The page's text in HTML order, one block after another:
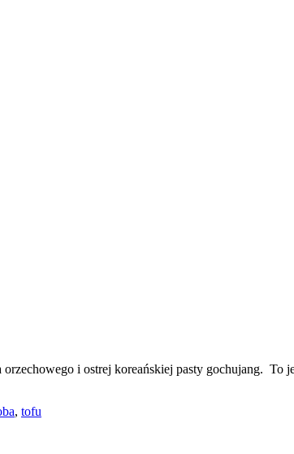
i ostrej koreańskiej pasty gochujang. To
, tofu